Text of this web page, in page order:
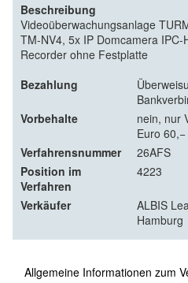
Beschreibung
Videoüberwachungsanlage
TM-NV4, 5x IP Domcamera IPC-
Recorder ohne Festplatte
Bezahlung
Vorbehalte
nein, nur
Euro 60,−
Verfahrensnummer
26AFS
Position im
Verfahren
4223
Verkäufer
ALBIS
Hamburg
Allgemeine Informationen zum